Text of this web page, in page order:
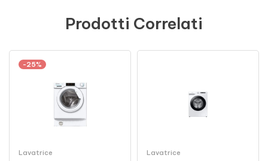
Prodotti Correlati
-25%
Lavatrice Lavatrice